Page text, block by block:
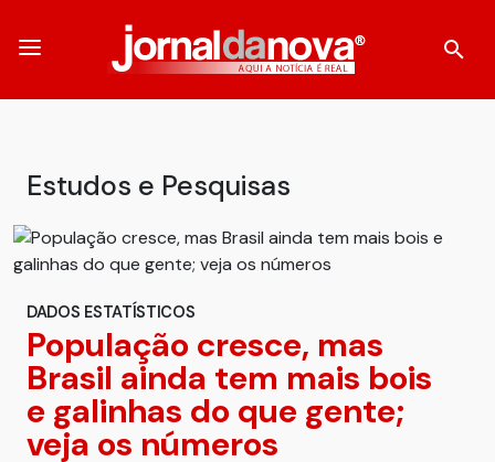
Estudos e Pesquisas
DADOS ESTATÍSTICOS
População cresce, mas
Brasil ainda tem mais bois
e galinhas do que gente;
veja os números